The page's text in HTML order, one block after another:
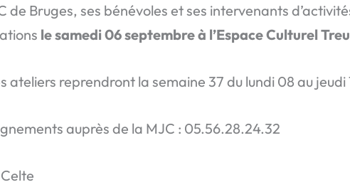
de Bruges, ses bénévoles et ses intervenants
le samedi 06 septembre à l’Espace Culturel
ateliers reprendront la semaine 37 du lundi 08 au jeudi
auprès de la MJC : 05.56.28.24.32